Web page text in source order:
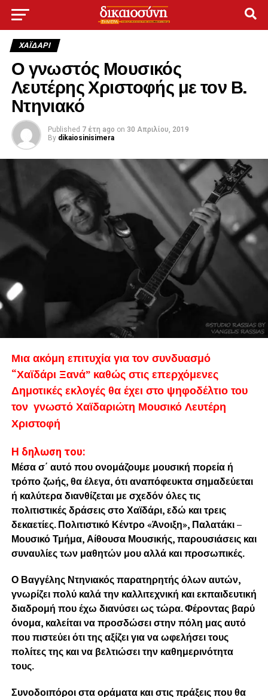
ΧΑΪΔΑΡΙ
Ο γνωστός Μουσικός
Λευτέρης Χριστοφής με τον Β.
Ντηνιακό
Published 7 έτη ago on 30 Απριλίου, 2019
By dikaiosinisimera
Μια ακόμη επιτυχία για τον συνδυασμό
“Χαϊδάρι Ξανά” καθώς στις επερχόμενες
Δημοτικές εκλογές θα έχει στο ψηφοδέλτιο του
τον γνωστό Χαϊδαριώτη Μουσικό Λευτέρη
Χριστοφή
Η δηλωση του:
Μέσα σ΄ αυτό που ονομάζουμε μουσική πορεία ή
τρόπο ζωής, θα έλεγα, ότι αναπόφευκτα σημαδεύεται
ή καλύτερα διανθίζεται με σχεδόν όλες τις
πολιτιστικές δράσεις στο Χαϊδάρι, εδώ και τρεις
δεκαετίες. Πολιτιστικό Κέντρο «Άνοιξη», Παλατάκι –
Μουσικό Τμήμα, Αίθουσα Μουσικής, παρουσιάσεις και
συναυλίες των μαθητών μου αλλά και προσωπικές.
Ο Βαγγέλης Ντηνιακός παρατηρητής όλων αυτών,
γνωρίζει πολύ καλά την καλλιτεχνική και εκπαιδευτική
διαδρομή που έχω διανύσει ως τώρα. Φέροντας βαρύ
όνομα, καλείται να προσδώσει στην πόλη μας αυτό
που πιστεύει ότι της αξίζει για να ωφελήσει τους
πολίτες της και να βελτιώσει την καθημερινότητα
τους.
Συνοδοιπόροι στα οράματα και στις πράξεις που θα